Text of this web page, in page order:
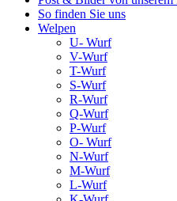
So finden Sie uns
Welpen
U- Wurf
V-Wurf
T-Wurf
S-Wurf
R-Wurf
Q-Wurf
P-Wurf
O- Wurf
N-Wurf
M-Wurf
L-Wurf